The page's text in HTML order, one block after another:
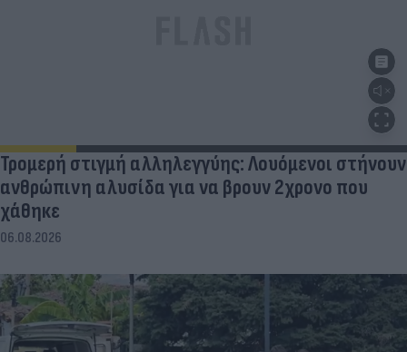
Τρομερή στιγμή αλληλεγγύης: Λουόμενοι στήνουν
ανθρώπινη αλυσίδα για να βρουν 2χρονο που
χάθηκε
06.08.2026